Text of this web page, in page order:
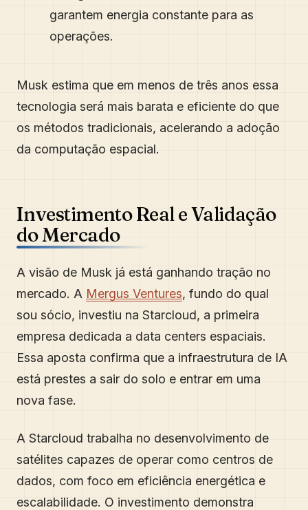
garantem energia constante para as
operações.
Musk estima que em menos de três anos essa
tecnologia será mais barata e eficiente do que
os métodos tradicionais, acelerando a adoção
da computação espacial.
Investimento Real e Validação
do Mercado
A visão de Musk já está ganhando tração no
mercado. A Mergus Ventures, fundo do qual
sou sócio, investiu na Starcloud, a primeira
empresa dedicada a data centers espaciais.
Essa aposta confirma que a infraestrutura de IA
está prestes a sair do solo e entrar em uma
nova fase.
A Starcloud trabalha no desenvolvimento de
satélites capazes de operar como centros de
dados, com foco em eficiência energética e
escalabilidade. O investimento demonstra